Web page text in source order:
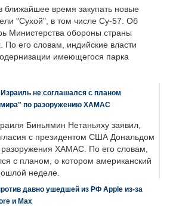
ближайшее время закупать новые
"Сухой", в том числе Су-57. Об
Министерства обороны страны
его словам, индийские власти
имеющегося парка
Израиль не соглашался с планом
мира" по разоружению ХАМАС
Биньямин Нетаньяху заявил,
с президентом США Дональдом
ХАМАС. По его словам,
с планом, о котором американский
неделе.
давно ушедшей из РФ Apple из-за
и Max